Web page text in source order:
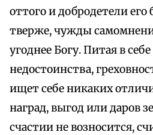
оттого и добродетели
тверже, чужды
угоднее Богу. Питая в
недостоинства,
ищет себе никаких
наград, выгод или даров
счастии не возносится,